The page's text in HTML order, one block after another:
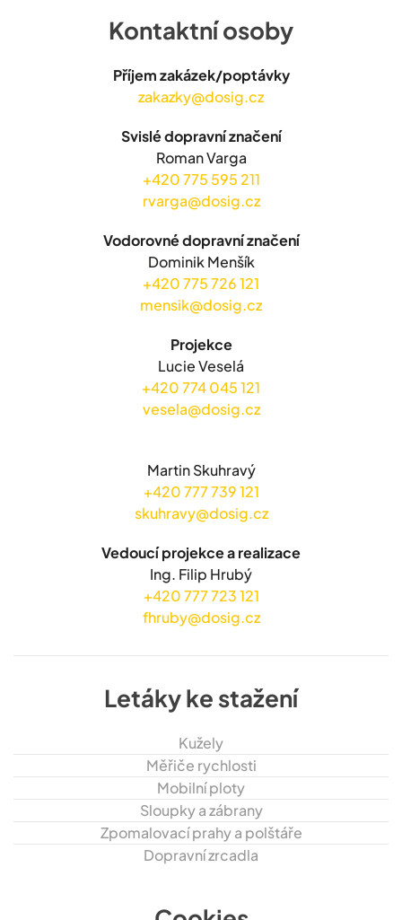
Kontaktní osoby
Příjem zakázek/poptávky
zakazky@dosig.cz
Svislé dopravní značení
Roman Varga
+420 775 595 211
rvarga@dosig.cz
Vodorovné dopravní značení
Dominik Menšík
+420 775 726 121
mensik@dosig.cz
Projekce
Lucie Veselá
+420 774 045 121
vesela@dosig.cz
Martin Skuhravý
+420 777 739 121
skuhravy@dosig.cz
Vedoucí projekce a realizace
Ing. Filip Hrubý
+420 777 723 121
fhruby@dosig.cz
Letáky ke stažení
Kužely
Měřiče rychlosti
Mobilní ploty
Sloupky a zábrany
Zpomalovací prahy a polštáře
Dopravní zrcadla